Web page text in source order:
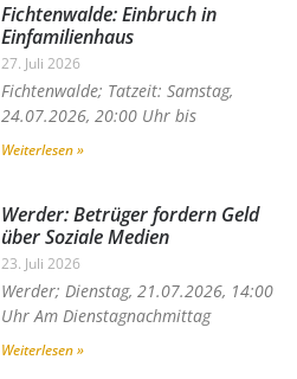
Fichtenwalde: Einbruch in
Einfamilienhaus
27. Juli 2026
Fichtenwalde; Tatzeit: Samstag,
24.07.2026, 20:00 Uhr bis
Weiterlesen »
Werder: Betrüger fordern Geld
über Soziale Medien
23. Juli 2026
Werder; Dienstag, 21.07.2026, 14:00
Uhr Am Dienstagnachmittag
Weiterlesen »